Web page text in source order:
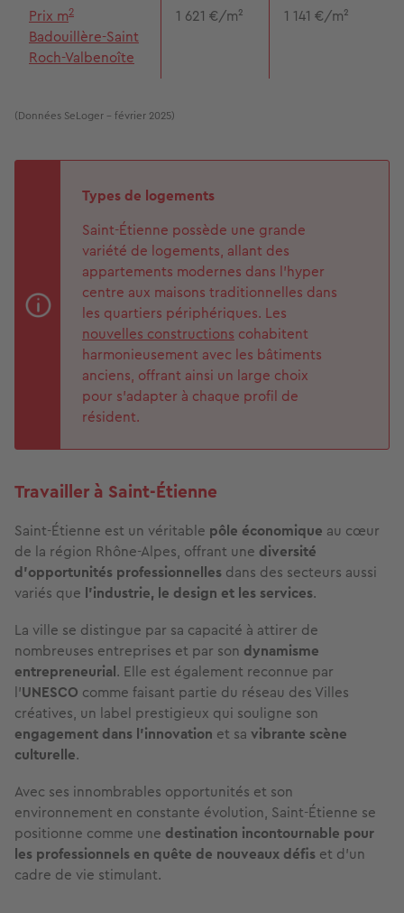
Prix m2
Badouillère-Saint
Roch-Valbenoîte
1 621 €/m² 1 141 €/m²
(Données SeLoger - février 2025)
Types de logements
Saint-Étienne possède une grande
variété de logements, allant des
appartements modernes dans l'hyper
centre aux maisons traditionnelles dans
les quartiers périphériques. Les
nouvelles constructions cohabitent
harmonieusement avec les bâtiments
anciens, offrant ainsi un large choix
pour s'adapter à chaque profil de
résident.
Travailler à Saint-Étienne
Saint-Étienne est un véritable pôle économique au cœur
de la région Rhône-Alpes, offrant une diversité
d’opportunités professionnelles dans des secteurs aussi
variés que l’industrie, le design et les services.
La ville se distingue par sa capacité à attirer de
nombreuses entreprises et par son dynamisme
entrepreneurial. Elle est également reconnue par
l'UNESCO comme faisant partie du réseau des Villes
créatives, un label prestigieux qui souligne son
engagement dans l’innovation et sa vibrante scène
culturelle.
Avec ses innombrables opportunités et son
environnement en constante évolution, Saint-Étienne se
positionne comme une destination incontournable pour
les professionnels en quête de nouveaux défis et d’un
cadre de vie stimulant.